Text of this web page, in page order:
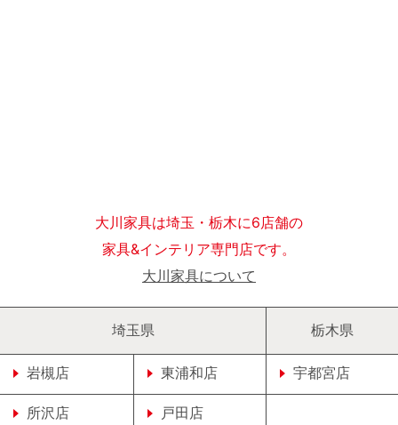
大川家具は埼玉・栃木に6店舗の
家具&インテリア専門店です。
大川家具について
埼玉県
岩槻店 東浦和店
所沢店 戸田店
栃木県
宇都宮店